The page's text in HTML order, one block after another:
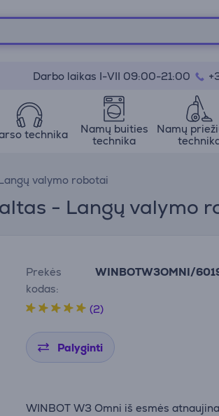
Darbo laikas I-VII 09:00-21:00
technika
Namų buities
technika
Namų
valymo robotai
- Langų valymo
Prekės
kodas:
WINBOTW3OMNI/
(2)
Palyginti
WINBOT W3 Omni iš esmės